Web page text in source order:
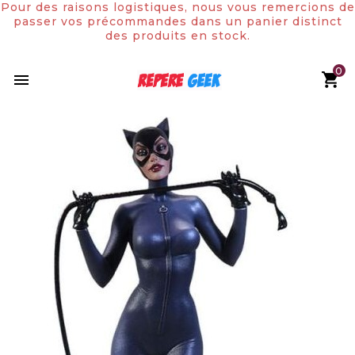

Pour des raisons logistiques, nous vous remercions de
passer vos précommandes dans un panier distinct
des produits en stock.
0